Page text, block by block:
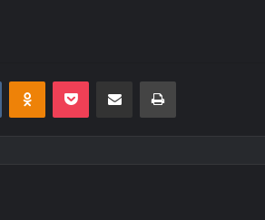
VKontakteOdnoklassniki
Pocket E-Posta ile paylaş Yazdır